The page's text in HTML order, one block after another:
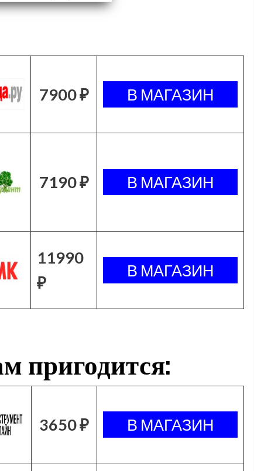
7900 ₽
7190 ₽
11990
₽
пригодится:
3650 ₽